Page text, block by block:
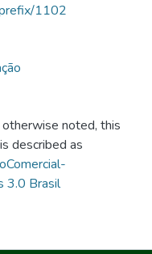
1102
noted, this
described as
3.0 Brasil